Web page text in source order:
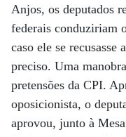
Anjos, os deputados
federais conduziriam
caso ele se recusasse
preciso. Uma
pretensões da CPI.
oposicionista, o
aprovou, junto à